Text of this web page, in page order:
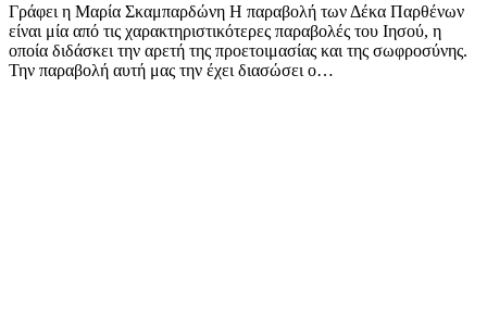
Γράφει η Μαρία Σκαμπαρδώνη Η παραβολή των Δέκα Παρθένων
είναι μία από τις χαρακτηριστικότερες παραβολές του Ιησού, η
οποία διδάσκει την αρετή της προετοιμασίας και της σωφροσύνης.
Την παραβολή αυτή μας την έχει διασώσει ο…